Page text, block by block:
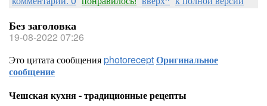
Без заголовка
19-08-2022 07:26
Это цитата сообщенияphotoreceptОригинальное
сообщение
Чешская кухня - традиционные рецепты